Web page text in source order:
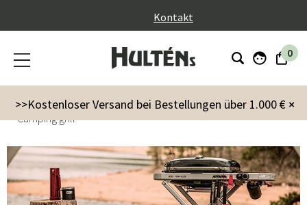
Kontakt
0
×
>>Kostenloser Versand bei Bestellungen über 1.000 €
Garten Grills & Outdoor-Küchen
Grills
Camping grill